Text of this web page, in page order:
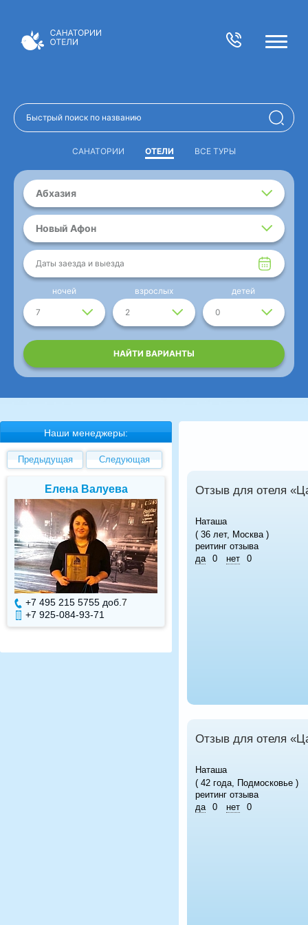
САНАТОРИИ ОТЕЛИ ВСЕ ТУРЫ
Абхазия
Новый Афон
Даты заезда и выезда
7
ночей
2
взрослых
0
детей
НАЙТИ ВАРИАНТЫ
Наши менеджеры:
Предыдущая Следующая
Елена Валуева
+7 495 215 5755 доб. 7
+7 925-084-93-71
Светлана
Отзыв для отеля
Наташа
( 36 лет, Москва )
реитинг отзыва
да
0 нет 0
Отзыв для отеля
Наташа
( 42 года, Подмосковье )
реитинг отзыва
да
0 нет 0